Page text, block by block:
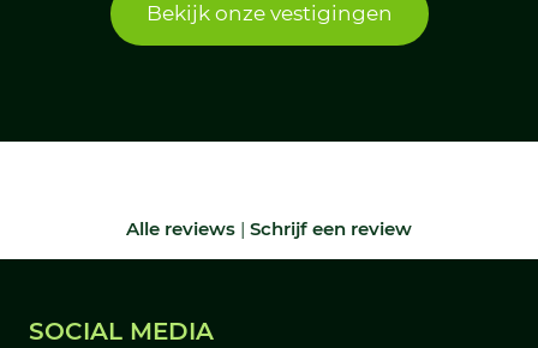
Bekijk onze vestigingen
Alle reviews | Schrijf een review
SOCIAL MEDIA